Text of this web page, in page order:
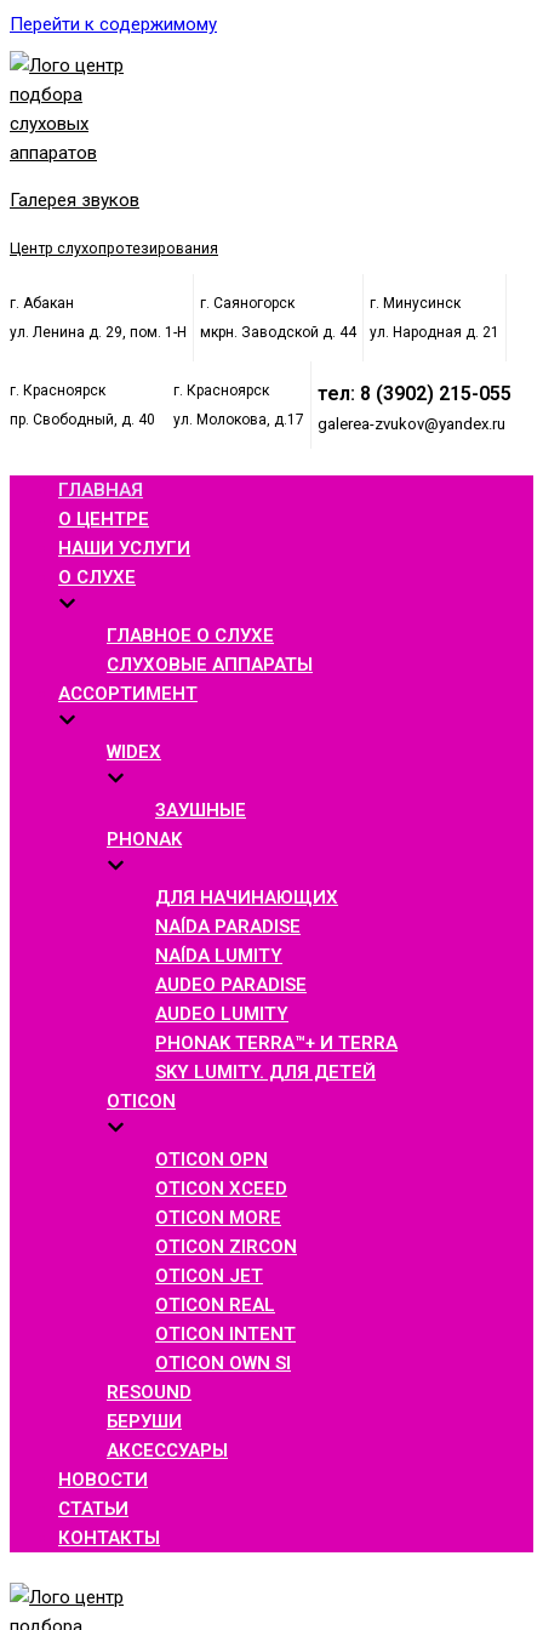
Перейти к содержимому
Галерея звуков
Центр слухопротезирования
г. Абакан
ул. Ленина д. 29, пом. 1-Н
г. Саяногорск
мкрн. Заводской д. 44
г. Минусинск
ул. Народная д. 21
г. Красноярск
пр. Свободный, д. 40
г. Красноярск
ул. Молокова, д.17
тел: 8 (3902) 215-055
galerea-zvukov@yandex.ru
ГЛАВНАЯ
О ЦЕНТРЕ
НАШИ УСЛУГИ
О СЛУХЕ
ГЛАВНОЕ О СЛУХЕ
СЛУХОВЫЕ АППАРАТЫ
АССОРТИМЕНТ
WIDEX
ЗАУШНЫЕ
PHONAK
ДЛЯ НАЧИНАЮЩИХ
NAÍDA PARADISE
NAÍDA LUMITY
AUDEO PARADISE
AUDEO LUMITY
PHONAK TERRA™+ И TERRA
SKY LUMITY. ДЛЯ ДЕТЕЙ
OTICON
OTICON OPN
OTICON XCEED
OTICON MORE
OTICON ZIRCON
OTICON JET
OTICON REAL
OTICON INTENT
OTICON OWN SI
RESOUND
БЕРУШИ
АКСЕССУАРЫ
НОВОСТИ
СТАТЬИ
КОНТАКТЫ